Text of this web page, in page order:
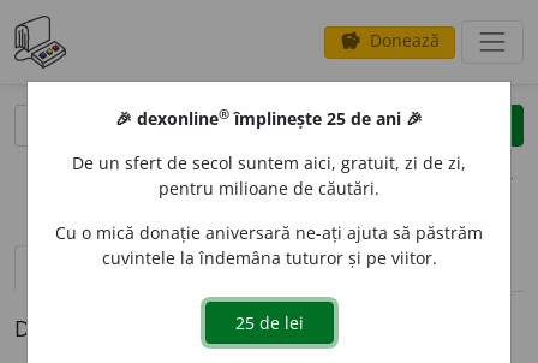
savings Donează
clear
opțiuni
definiții (1)
Definiția cu ID-ul 1299281:
🎉 dexonline® împlinește 25 de ani 🎉
De un sfert de secol suntem aici, gratuit, zi de zi,
pentru milioane de căutări.
Cu o mică donație aniversară ne-ați ajuta să păstrăm
cuvintele la îndemâna tuturor și pe viitor.